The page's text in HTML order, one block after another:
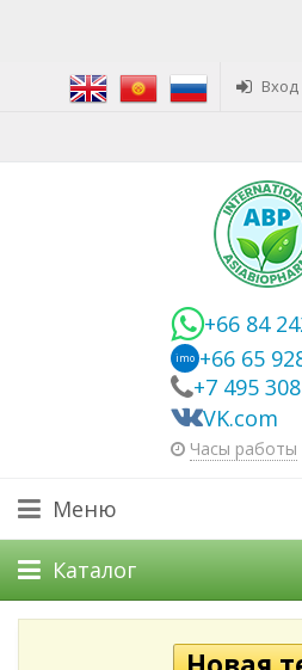
Вход
+66 84
imo +66 65
+7 495
VK.com
Часы работы
Меню
Каталог